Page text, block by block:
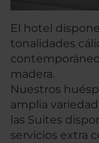
El hotel
tonalidades
madera.
Nuestros
amplia
las Suites
servicios extra